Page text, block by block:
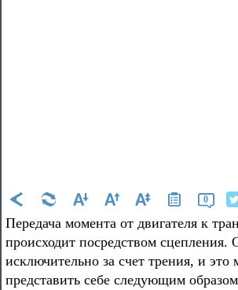
0
Передача момента от двигателя к
происходит посредством сцепления.
исключительно за счет трения, и это
представить себе следующим